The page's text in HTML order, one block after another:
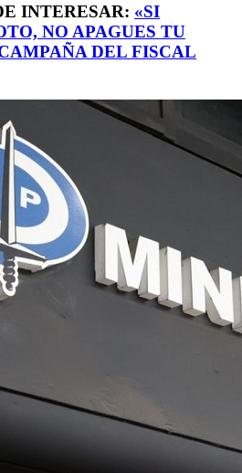
INTERESAR: «SI
NO APAGUES TU
DEL FISCAL